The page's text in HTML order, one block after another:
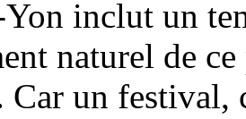
inclut un
naturel de
Car un festival,